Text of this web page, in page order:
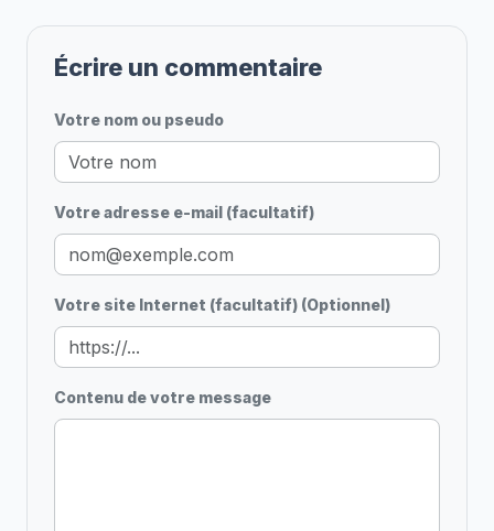
Écrire un commentaire
Votre nom ou pseudo
Votre adresse e-mail (facultatif)
Votre site Internet (facultatif) (Optionnel)
Contenu de votre message